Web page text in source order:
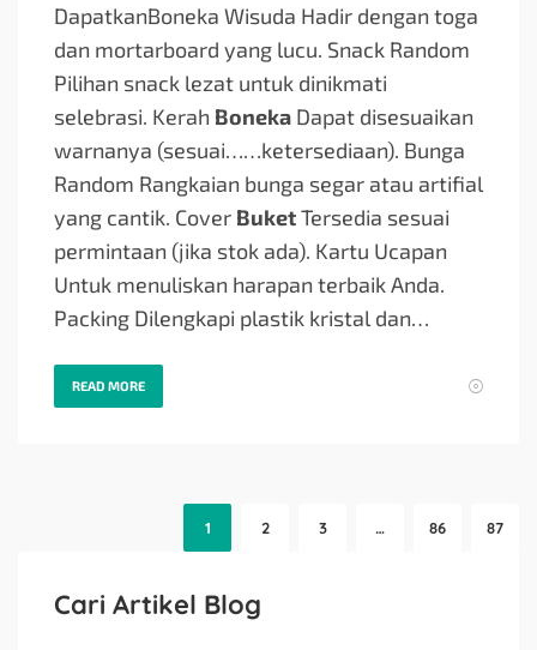
DapatkanBoneka Wisuda Hadir dengan toga
dan mortarboard yang lucu. Snack Random
Pilihan snack lezat untuk dinikmati
selebrasi. Kerah Boneka Dapat disesuaikan
warnanya (sesuai……ketersediaan). Bunga
Random Rangkaian bunga segar atau artifial
yang cantik. Cover BuketTersedia sesuai
permintaan (jika stok ada). Kartu Ucapan
Untuk menuliskan harapan terbaik Anda.
Packing Dilengkapi plastik kristal dan…
READ MORE
1 2 3 … 86 87
Cari Artikel Blog